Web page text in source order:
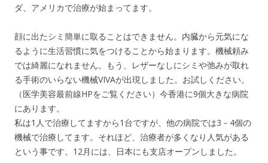
ダ、アメリカで治療が始まってます。
顔に出たシミ簡単に取ることはできません。内臓から元気にな
るように生活習慣に気をつけることから始まります。機械頼み
では綺麗になれません。もう、レザーなしにシミや弛みが取れ
る手術のいらない機械VIVAが出現しました。お試しください。
（医学美容最前線HPをご覧ください）今香港に9個大きな病院
にあります。
私は1人で治療してますから1台ですが、他の病院では3－4個の
機械で治療してます。それほど、治療者が多くなり人気がある
という事です。12月には、日本にも支店オープンしました。